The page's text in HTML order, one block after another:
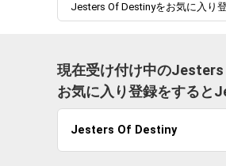
Jesters Of Destinyをお気に入り
現在受け付け中のJesters
お気に入り登録をすると
Jesters Of Destiny